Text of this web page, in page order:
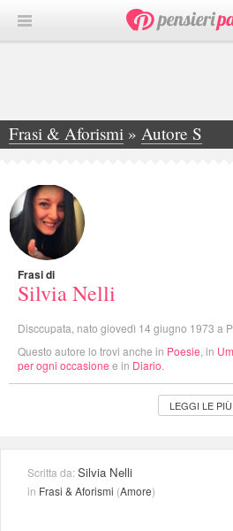
Frasi & Aforismi » Autore S
»Silvia Nelli
Frasi di
Silvia Nelli
Disccupata, nato giovedì 14 giugno 1973 a
Questo autore lo trovi anche in Poesie , in
per ogni occasione e in Diario
LEGGI LE
Scritta da:Silvia Nelli
in Frasi & Aforismi (Amore)